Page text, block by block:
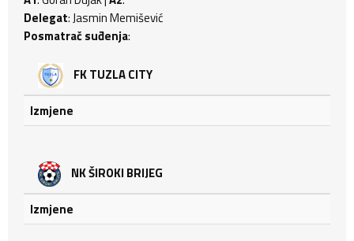
Delegat: Jasmin Memišević
Posmatrač suđenja:
FK TUZLA CITY
Izmjene
NK ŠIROKI BRIJEG
Izmjene